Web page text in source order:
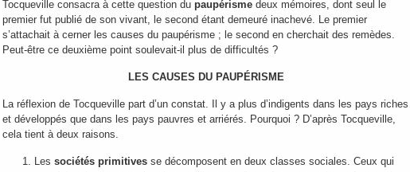
Tocqueville consacra à cette question du paupérisme deux mémoires, dont seul le
premier fut publié de son vivant, le second étant demeuré inachevé. Le premier
s’attachait à cerner les causes du paupérisme ; le second en cherchait des remèdes.
Peut-être ce deuxième point soulevait-il plus de difficultés ?
LES CAUSES DU PAUPÉRISME
La réflexion de Tocqueville part d’un constat. Il y a plus d’indigents dans les pays riches
et développés que dans les pays pauvres et arriérés. Pourquoi ? D’après Tocqueville,
cela tient à deux raisons.
Les sociétés primitives se décomposent en deux classes sociales. Ceux qui